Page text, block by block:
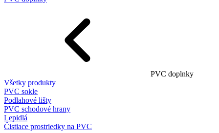
PVC doplnky
Všetky produkty
PVC sokle
Podlahové lišty
PVC schodové hrany
Lepidlá
Čistiace prostriedky na PVC